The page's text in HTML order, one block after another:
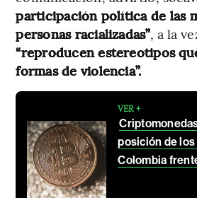
participación política de las
personas racializadas”, a la
“reproducen estereotipos
formas de violencia”.
VER +
posición de
Colombia